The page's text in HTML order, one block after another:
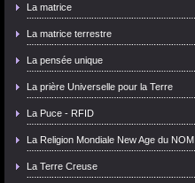
La matrice
La matrice terrestre
La pensée unique
La prière Universelle pour la Terre
La Puce - RFID
La Religion Mondiale New Age du NOM
La Terre Creuse